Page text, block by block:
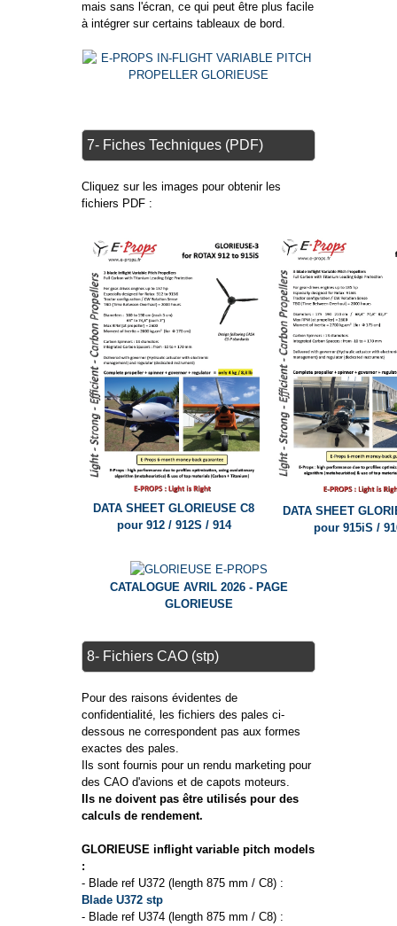
mais sans l'écran, ce qui peut être plus facile
à intégrer sur certains tableaux de bord.
7- Fiches Techniques (PDF)
Cliquez sur les images pour obtenir les
fichiers PDF :
DATA SHEET GLORIEUSE C8
pour 912 / 912S / 914
DATA SHEET
pour 915iS /
CATALOGUE AVRIL 2026 - PAGE
GLORIEUSE
8- Fichiers CAO (stp)
Pour des raisons évidentes de
confidentialité, les fichiers des pales ci-
dessous ne correspondent pas aux formes
exactes des pales.
Ils sont fournis pour un rendu marketing pour
des CAO d'avions et de capots moteurs.
Ils ne doivent pas être utilisés pour des
calculs de rendement.
GLORIEUSE inflight variable pitch models
:
- Blade ref U372 (length 875 mm / C8) :
Blade U372 stp
- Blade ref U374 (length 875 mm / C8) :